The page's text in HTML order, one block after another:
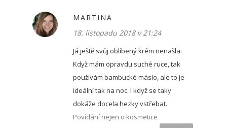
MARTINA
18. listopadu 2018 v 21:24
Já ještě svůj oblíbený krém nenašla.
Když mám opravdu suché ruce, tak
používám bambucké máslo, ale to je
ideální tak na noc. I když se taky
dokáže docela hezky vstřebat.
Povídání nejen o kosmetice